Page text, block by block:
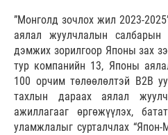
”Монголд зочлох жил 2023-
аялал жуулчлалын салбарын
дэмжих зорилгоор Японы зах
тур компанийн 13, Японы
100 орчим төлөөлөлтэй B2B
тахлын дараах аялал
ажиллагааг өргөжүүлэх,
уламжлалыг сурталчлах